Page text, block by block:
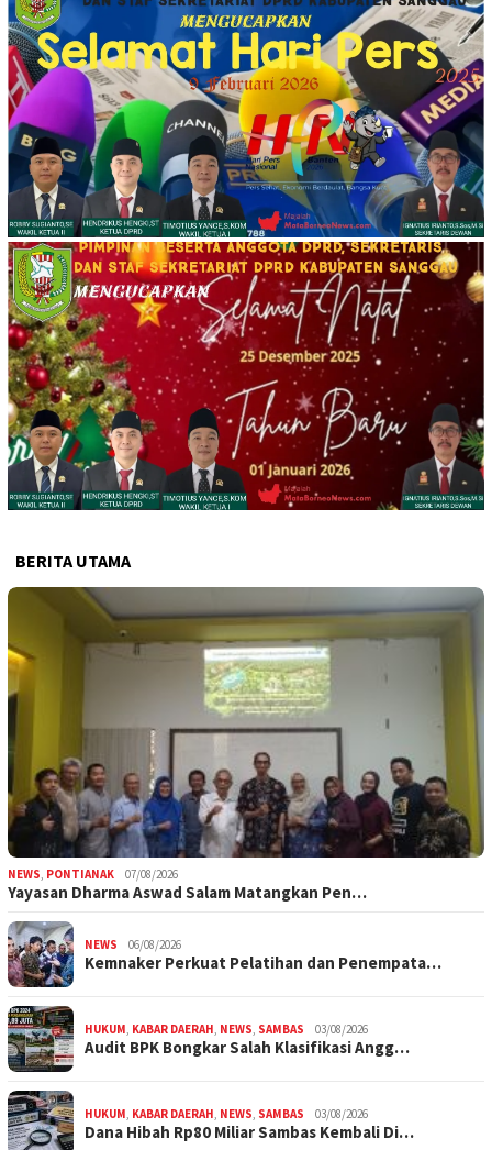
BERITA UTAMA
NEWS, PONTIANAK 07/08/2026
Yayasan Dharma Aswad Salam Matangkan Pen…
NEWS 06/08/2026
Kemnaker Perkuat Pelatihan dan Penempata…
HUKUM, KABAR DAERAH, NEWS, SAMBAS 03/08/2026
Audit BPK Bongkar Salah Klasifikasi Angg…
HUKUM, KABAR DAERAH, NEWS, SAMBAS 03/08/2026
Dana Hibah Rp80 Miliar Sambas Kembali Di…